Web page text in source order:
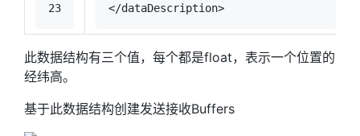
23
</dataDescription>
此数据结构有三个值，每个都是float，表示一个位置的
经纬高。
基于此数据结构创建发送接收Buffers